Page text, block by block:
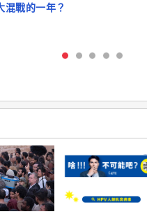
戰的一年？